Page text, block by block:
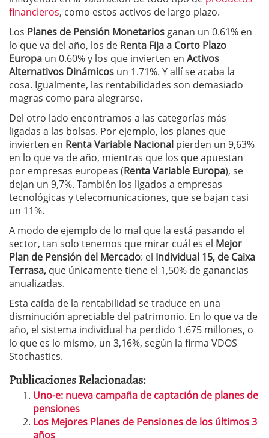
financieros, como estos activos de largo plazo.
Los Planes de Pensión Monetarios ganan un 0.61% en
lo que va del año, los de Renta Fija a Corto Plazo
Europa un 0.60% y los que invierten en Activos
Alternativos Dinámicos un 1.71%. Y allí se acaba la
cosa. Igualmente, las rentabilidades son demasiado
magras como para alegrarse.
Del otro lado encontramos a las categorías más
ligadas a las bolsas. Por ejemplo, los planes que
invierten en Renta Variable Nacional pierden un 9,63%
en lo que va de año, mientras que los que apuestan
por empresas europeas (Renta Variable Europa), se
dejan un 9,7%. También los ligados a empresas
tecnológicas y telecomunicaciones, que se bajan casi
un 11%.
A modo de ejemplo de lo mal que la está pasando el
sector, tan solo tenemos que mirar cuál es el Mejor
Plan de Pensión del Mercado: el Individual 15, de Caixa
Terrasa, que únicamente tiene el 1,50% de ganancias
anualizadas.
Esta caída de la rentabilidad se traduce en una
disminución apreciable del patrimonio. En lo que va de
año, el sistema individual ha perdido 1.675 millones, o
lo que es lo mismo, un 3,16%, según la firma VDOS
Stochastics.
Publicaciones Relacionadas:
Uno-e: nueva campaña de captación de planes de
pensiones
Los Mejores Planes de Pensiones de los últimos 3
años